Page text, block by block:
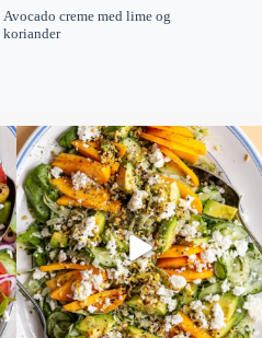
Avocado creme med lime og
koriander